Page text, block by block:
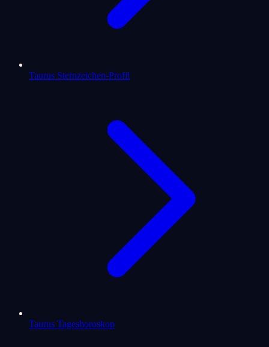
Taurus Sternzeichen-Profil
Taurus Tageshoroskop